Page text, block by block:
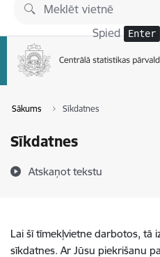
Pāriet uz lapas saturu
Spied Enter
Sākums Sīkdatnes
Sīkdatnes
Atskaņot tekstu
Lai šī tīmekļvietne darbotos, tā
sīkdatnes. Ar Jūsu piekrišanu